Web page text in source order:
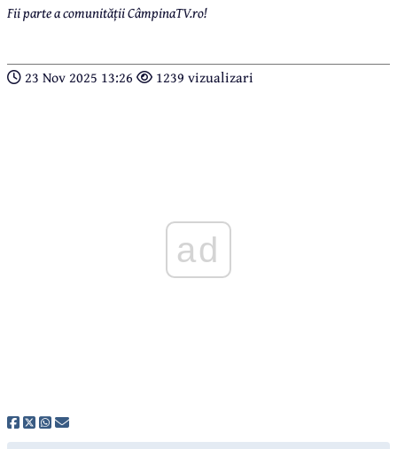
Fii parte a comunității CâmpinaTV.ro!
23 Nov 2025 13:26 1239 vizualizari
ad